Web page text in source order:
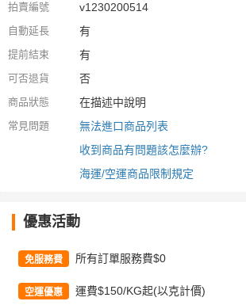
拍賣編號 v1230200514
自動延長 有
提前結束 有
可否退貨 否
商品狀態 在描述中說明
常見問題
無法進口商品列表
收到商品有問題該怎麼辦?
海運/空運商品限制規定
優惠活動
免服務費 所有訂單服務費$0
空運優惠 運費$150/KG起(以克計價)